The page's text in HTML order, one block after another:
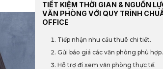
TIẾT KIỆM THỜI GIAN & NGUỒN
VĂN PHÒNG VỚI QUY TRÌNH
OFFICE
Tiếp nhận nhu cầu thuê chi tiết.
Gửi báo giá các văn phòng phù hợp.
Hỗ trợ đi xem văn phòng thực tế.